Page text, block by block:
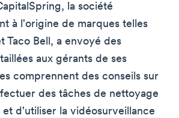
la société
à l'origine de marques telles
Taco Bell, a envoyé des
aux gérants de ses
comprennent des conseils sur
des tâches de nettoyage
d'utiliser la vidéosurveillance